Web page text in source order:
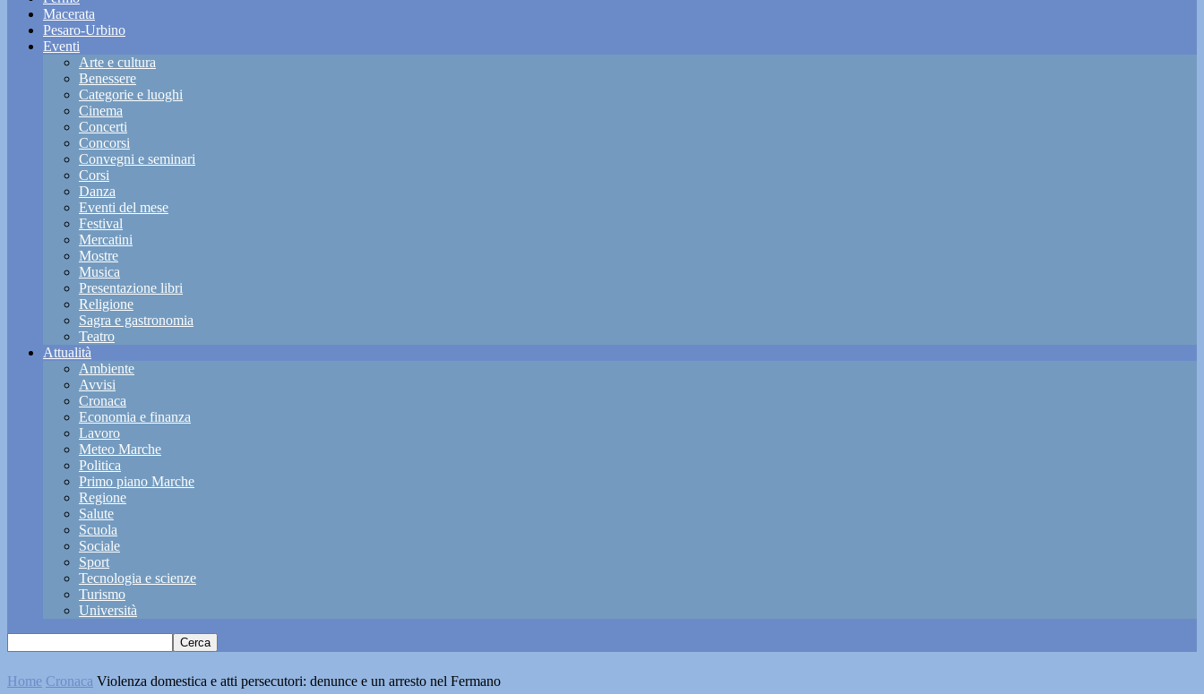
Macerata
Pesaro-Urbino
Eventi
Arte e cultura
Benessere
Categorie e luoghi
Cinema
Concerti
Concorsi
Convegni e seminari
Corsi
Danza
Eventi del mese
Festival
Mercatini
Mostre
Musica
Presentazione libri
Religione
Sagra e gastronomia
Teatro
Attualità
Ambiente
Avvisi
Cronaca
Economia e finanza
Lavoro
Meteo Marche
Politica
Primo piano Marche
Regione
Salute
Scuola
Sociale
Sport
Tecnologia e scienze
Turismo
Università
Home Cronaca Violenza domestica e atti persecutori: denunce e un arresto nel Fermano